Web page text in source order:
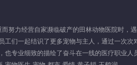
努力经营自家濒临破产的田林动物医院时，
工们一起结识了更多宠物与主人，通过一次
也专业细致的描绘了奋斗在一线的医疗职业